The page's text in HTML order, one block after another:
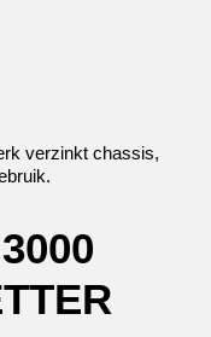
verzinkt chassis,